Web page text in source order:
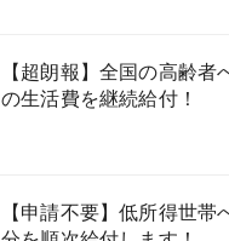
【超朗報】全国の高齢者
の生活費を継続給付！
【申請不要】低所得世帯